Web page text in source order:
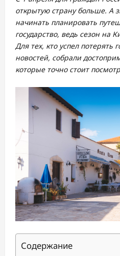
открытую страну больше. А
начинать планировать
государство, ведь сезон на
Для тех, кто успел потерять
новостей, собрали
которые точно стоит
Содержание